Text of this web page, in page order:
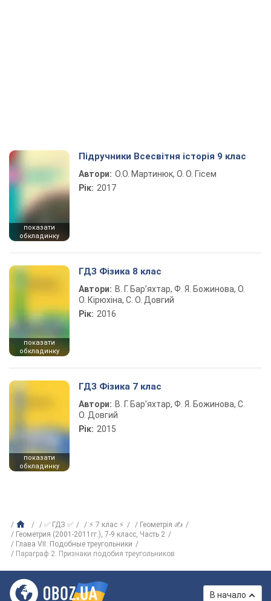
показати
обкладинку
Підручники Всесвітня історія 9 клас
Автори: О.О. Мартинюк, О. О. Гісем
Рік: 2017
показати
обкладинку
ГДЗ Фізика 8 клас
Автори: В. Г. Бар’яхтар, Ф. Я. Божинова, О.
О. Кірюхіна, С. О. Довгий
Рік: 2016
показати
обкладинку
ГДЗ Фізика 7 клас
Автори: В. Г. Бар’яхтар, Ф. Я. Божинова, С.
О. Довгий
Рік: 2015
✅ ГДЗ ✅ ⚡ 7 клас ⚡
Геометрія ✍
Геометрия (2001-2011гг.), 7-9 класс, Часть 2
Глава VII. Подобные треугольники
Параграф 2. Признаки подобия треугольников
В начало